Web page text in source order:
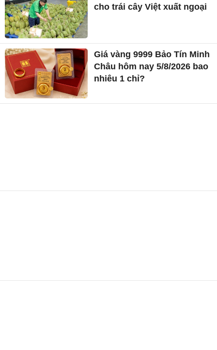
cho trái cây Việt xuất ngoại
Giá vàng 9999 Bảo Tín Minh
Châu hôm nay 5/8/2026 bao
nhiêu 1 chỉ?